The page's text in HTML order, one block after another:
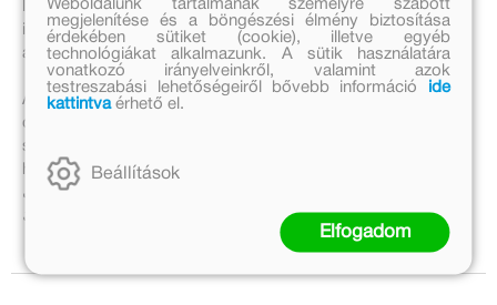
látható, hogy Janikovszky Éva szerkesztői,
irodalomszervezői munkásságának milyen sokat köszönhet
a magyar gyerekirodalom.
A könyv nemcsak az irodalomtörténet iránt érdeklődő
olvasókhoz szól, hanem mindazokhoz, akik ismerik és
szeretik Janikovszky Éva műveit – nemcsak emlékezés,
hanem párbeszédlehetőség is egy máig érvényes életművel.
Janikovszky Éva 100
35 könyv, 30 nyelven több millió olvasónak világszerte
Weboldalunk tartalmának személyre szabott
megjelenítése és a böngészési élmény biztosítása
érdekében sütiket (cookie), illetve egyéb
technológiákat alkalmazunk. A sütik használatára
vonatkozó irányelveinkről, valamint azok
testreszabási lehetőségeiről bővebb információ
ide
kattintvaérhető el.
Beállítások
Elfogadom